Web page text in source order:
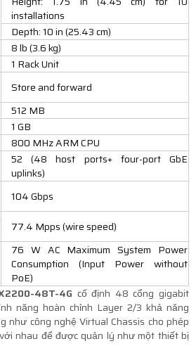
installations
Depth: 10 in (25.43 cm)
8 lb (3.6 kg)
1 Rack Unit
Store and forward
512 MB
1 GB
800 MHz ARM CPU
52 (48 host ports+ four-port GbE
uplinks)
104 Gbps
77.4 Mpps (wire speed)
76 W AC Maximum System Power
Consumption (Input Power without
PoE)
48T-4G cố định 48 cổng gigabit
năng hoàn chỉnh Layer 2/3 khả năng
như công nghệ Virtual Chassis cho phép
nhau để được quản lý như một thiết bị